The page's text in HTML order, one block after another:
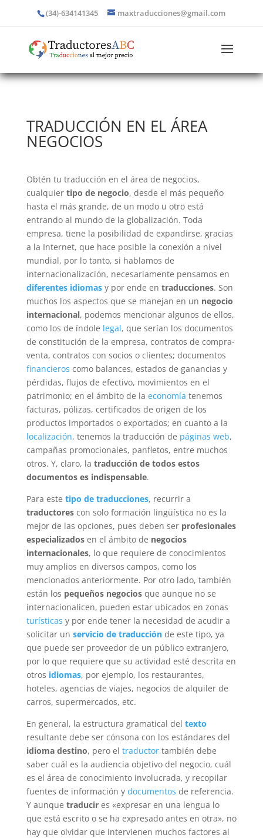
(34)-634141345 maxtraducciones@gmail.com
TRADUCCIÓN EN EL ÁREA
NEGOCIOS
Obtén tu traducción en el área de negocios,
cualquier tipo de negocio, desde el más pequeño
hasta el más grande, de un modo u otro está
entrando al mundo de la globalización. Toda
empresa, tiene la posibilidad de expandirse, gracias
a la Internet, que hace posible la conexión a nivel
mundial, por lo tanto, si hablamos de
internacionalización, necesariamente pensamos en
diferentes idiomasy por ende en traducciones. Son
muchos los aspectos que se manejan en un negocio
internacional, podemos mencionar algunos de ellos,
como los de índole legal, que serían los documentos
de constitución de la empresa, contratos de compra-
venta, contratos con socios o clientes; documentos
financieros como balances, estados de ganancias y
pérdidas, flujos de efectivo, movimientos en el
patrimonio; en el ámbito de la economía tenemos
facturas, pólizas, certificados de origen de los
productos importados o exportados; en cuanto a la
localización, tenemos la traducción de páginas web,
campañas promocionales, panfletos, entre muchos
otros. Y, claro, la traducción de todos estos
documentos es indispensable.
Para este tipo de traducciones, recurrir a
traductorescon solo formación lingüística no es la
mejor de las opciones, pues deben ser profesionales
especializadosen el ámbito de negocios
internacionales, lo que requiere de conocimientos
muy amplios en diversos campos, como los
mencionados anteriormente. Por otro lado, también
están los pequeños negociosque aunque no se
internacionalicen, pueden estar ubicados en zonas
turísticas y por ende tener la necesidad de acudir a
solicitar un servicio de traducciónde este tipo, ya
que puede ser proveedor de un público extranjero,
por lo que requiere que su actividad esté descrita en
otros idiomas, por ejemplo, los restaurantes,
hoteles, agencias de viajes, negocios de alquiler de
carros, supermercados, etc.
En general, la estructura gramatical del texto
resultante debe ser cónsona con los estándares del
idioma destino, pero el traductortambién debe
saber cuál es la audiencia objetivo del negocio, cuál
es el área de conocimiento involucrada, y recopilar
fuentes de información y documentos de referencia.
Y aunque traducires «expresar en una lengua lo
que está escrito o se ha expresado antes en otra», no
hay que olvidar que intervienen muchos factores al